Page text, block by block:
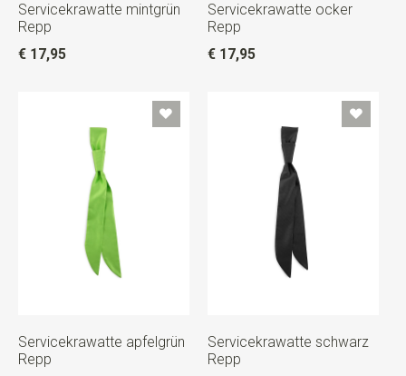
Servicekrawatte mintgrün
Repp
€ 17,95
Servicekrawatte ocker
Repp
€ 17,95
Servicekrawatte apfelgrün
Repp
Servicekrawatte schwarz
Repp